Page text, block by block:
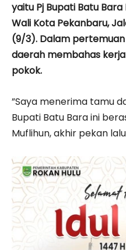
yaitu Pj Bupati Batu
Wali Kota Pekanbaru,
(9/3). Dalam
daerah membahas
pokok.
”Saya menerima tamu
Bupati Batu Bara ini
Muflihun, akhir pekan